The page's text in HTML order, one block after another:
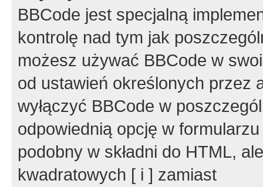
BBCode jest specjalną
kontrolę nad tym jak
możesz używać BBCode w
od ustawień określonych przez
wyłączyć BBCode w
odpowiednią opcję w
podobny w składni do HTML,
kwadratowych [ i ] zamiast